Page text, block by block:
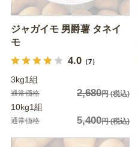
ジャガイモ 男爵薯 タネイ
モ
4.0（7）
3kg1組
通常価格 2,680円(税込)
10kg1組
通常価格 5,400円(税込)